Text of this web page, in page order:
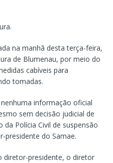
na manhã desta terça-feira,
de Blumenau, por meio do
cabíveis para
tomadas.
informação oficial
sem decisão judicial de
Polícia Civil de suspensão
presidente do Samae.
diretor-presidente, o diretor